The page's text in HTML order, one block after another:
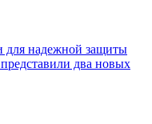
для надежной защиты
два новых